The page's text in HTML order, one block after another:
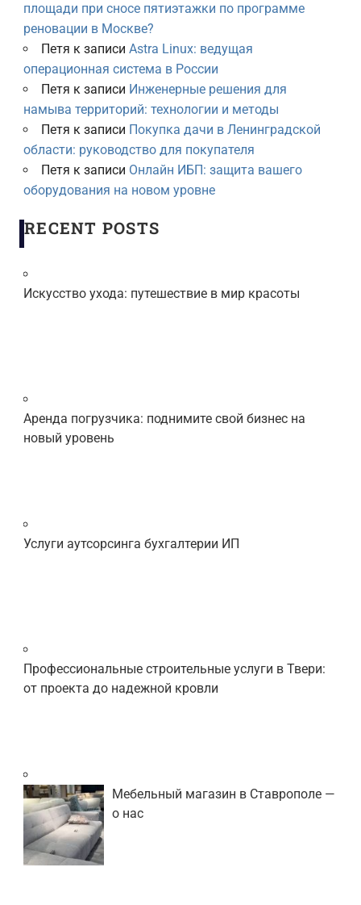
площади при сносе пятиэтажки по программе
реновации в Москве?
Петя к записи Astra Linux: ведущая
операционная система в России
Петя к записи Инженерные решения для
намыва территорий: технологии и методы
Петя к записи Покупка дачи в Ленинградской
области: руководство для покупателя
Петя к записи Онлайн ИБП: защита вашего
оборудования на новом уровне
RECENT POSTS
Искусство ухода: путешествие в мир красоты
Аренда погрузчика: поднимите свой бизнес на
новый уровень
Услуги аутсорсинга бухгалтерии ИП
Профессиональные строительные услуги в Твери:
от проекта до надежной кровли
Мебельный магазин в Ставрополе —
о нас